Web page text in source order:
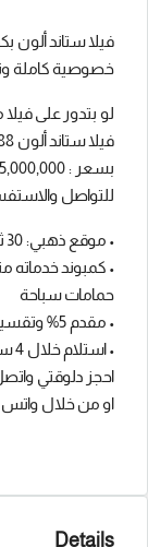
خصوصية كاملة
لو بتدور على
فيلا ستاند ألون 288م في Moon Hills 4
بسعر : 15,000,000
للتواصل والاستفسار :
• موقع ذهبي: 30 ثانية من الدائري الأوسط وبجوار مشاريع كبرى
• كمبوند خدماته
حمامات سباحة
• مقدم 5% وتقسيط على 9 سنين
• استلام خلال 4 سنين
احجز دلوقتي واتصل علي :
او من خلال واتس اب :
Details